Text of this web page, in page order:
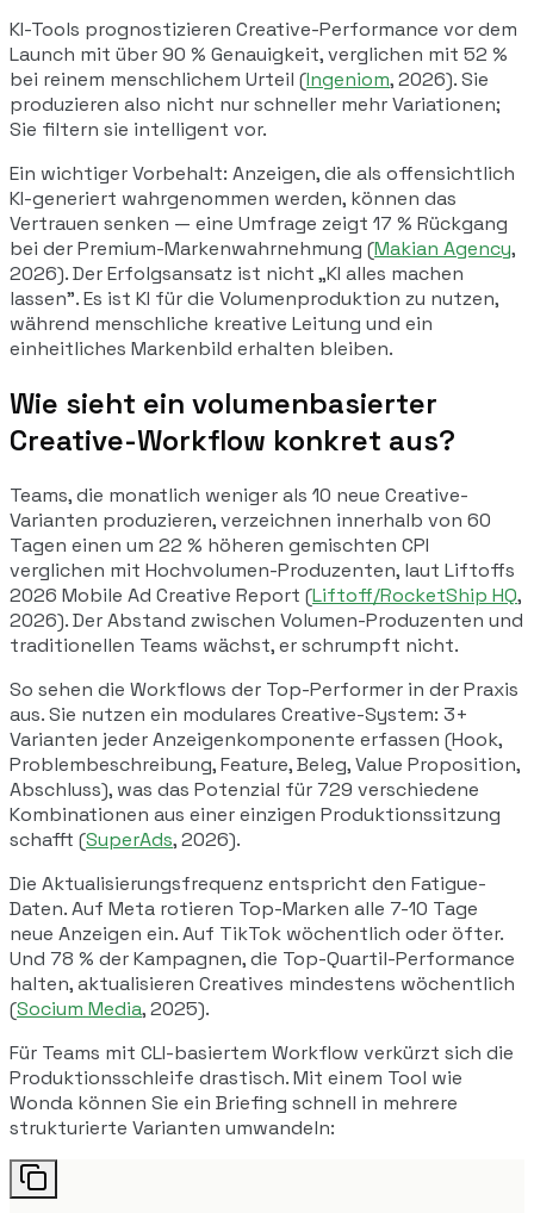
KI-Tools prognostizieren Creative-Performance vor dem
Launch mit über 90 % Genauigkeit, verglichen mit 52 %
bei reinem menschlichem Urteil (Ingeniom, 2026). Sie
produzieren also nicht nur schneller mehr Variationen;
Sie filtern sie intelligent vor.
Ein wichtiger Vorbehalt: Anzeigen, die als offensichtlich
KI-generiert wahrgenommen werden, können das
Vertrauen senken — eine Umfrage zeigt 17 % Rückgang
bei der Premium-Markenwahrnehmung (Makian Agency,
2026). Der Erfolgsansatz ist nicht „KI alles machen
lassen". Es ist KI für die Volumenproduktion zu nutzen,
während menschliche kreative Leitung und ein
einheitliches Markenbild erhalten bleiben.
Wie sieht ein volumenbasierter
Creative-Workflow konkret aus?
Teams, die monatlich weniger als 10 neue Creative-
Varianten produzieren, verzeichnen innerhalb von 60
Tagen einen um 22 % höheren gemischten CPI
verglichen mit Hochvolumen-Produzenten, laut Liftoffs
2026 Mobile Ad Creative Report (Liftoff/RocketShip HQ,
2026). Der Abstand zwischen Volumen-Produzenten und
traditionellen Teams wächst, er schrumpft nicht.
So sehen die Workflows der Top-Performer in der Praxis
aus. Sie nutzen ein modulares Creative-System: 3+
Varianten jeder Anzeigenkomponente erfassen (Hook,
Problembeschreibung, Feature, Beleg, Value Proposition,
Abschluss), was das Potenzial für 729 verschiedene
Kombinationen aus einer einzigen Produktionssitzung
schafft (SuperAds, 2026).
Die Aktualisierungsfrequenz entspricht den Fatigue-
Daten. Auf Meta rotieren Top-Marken alle 7-10 Tage
neue Anzeigen ein. Auf TikTok wöchentlich oder öfter.
Und 78 % der Kampagnen, die Top-Quartil-Performance
halten, aktualisieren Creatives mindestens wöchentlich
(Socium Media, 2025).
Für Teams mit CLI-basiertem Workflow verkürzt sich die
Produktionsschleife drastisch. Mit einem Tool wie
Wonda können Sie ein Briefing schnell in mehrere
strukturierte Varianten umwandeln: